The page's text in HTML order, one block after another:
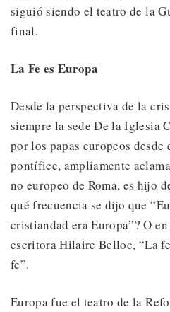
siguió siendo el teatro de la
final.
La Fe es Europa
Desde la perspectiva de la
siempre la sede De la Iglesia
por los papas europeos
pontífice, ampliamente
no europeo de Roma, es hijo
qué frecuencia se dijo que
cristiandad era Europa”? O
escritora Hilaire Belloc, “La
fe”.
Europa fue el teatro de la